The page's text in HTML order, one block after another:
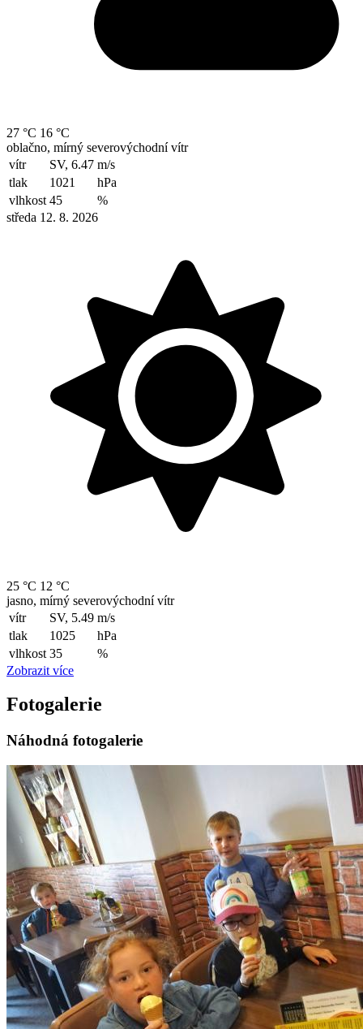
27 °C 16 °C
oblačno, mírný severovýchodní vítr
vítr
SV, 6.47 m/s
tlak
1021
hPa
vlhkost 45
%
středa 12. 8. 2026
25 °C 12 °C
jasno, mírný severovýchodní vítr
vítr
SV, 5.49 m/s
tlak
1025
hPa
vlhkost 35
%
Zobrazit více
Fotogalerie
Náhodná fotogalerie